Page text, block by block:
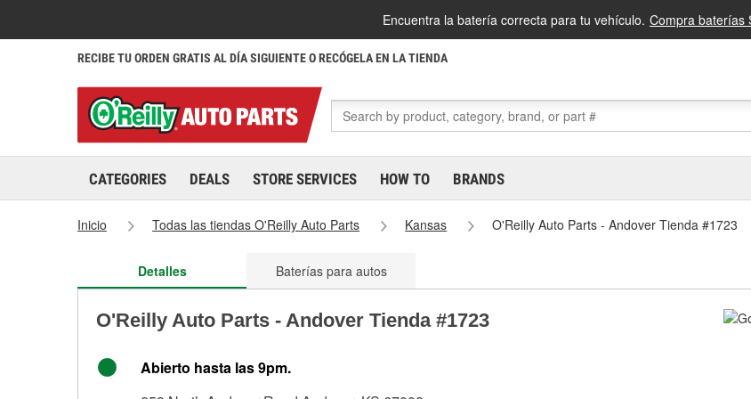
Encuentra la batería correcta para tu vehículo. Compra baterías
RECIBE TU ORDEN GRATIS AL DÍA SIGUIENTE O RECÓGELA EN LA TIENDA
CATEGORIES DEALS STORE SERVICES HOW TO BRANDS
Inicio Todas las tiendas O'Reilly Auto Parts Kansas O'Reilly Auto Parts - Andover Tienda #1723
Detalles Baterías para autos
O'Reilly Auto Parts - Andover Tienda #1723
Abierto hasta las 9pm.